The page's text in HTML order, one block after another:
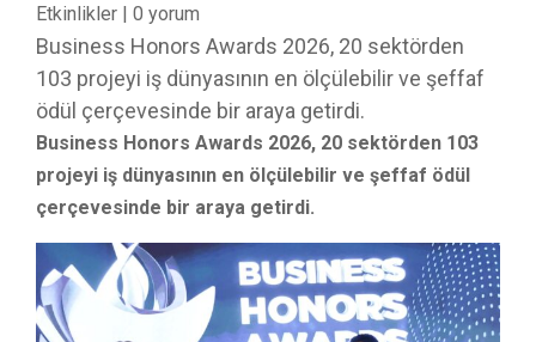
Etkinlikler | 0 yorum
Business Honors Awards 2026, 20 sektörden
103 projeyi iş dünyasının en ölçülebilir ve şeffaf
ödül çerçevesinde bir araya getirdi.
Business Honors Awards 2026, 20 sektörden 103
projeyi iş dünyasının en ölçülebilir ve şeffaf ödül
çerçevesinde bir araya getirdi.